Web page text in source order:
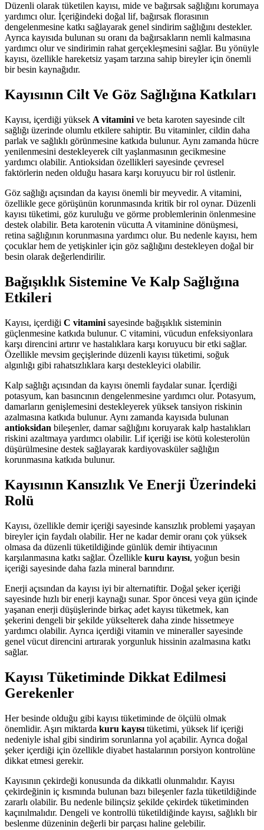
Düzenli olarak tüketilen kayısı, mide ve bağırsak sağlığını korumaya
yardımcı olur. İçeriğindeki doğal lif, bağırsak florasının
dengelenmesine katkı sağlayarak genel sindirim sağlığını destekler.
Ayrıca kayısıda bulunan su oranı da bağırsakların nemli kalmasına
yardımcı olur ve sindirimin rahat gerçekleşmesini sağlar. Bu yönüyle
kayısı, özellikle hareketsiz yaşam tarzına sahip bireyler için önemli
bir besin kaynağıdır.
Kayısının Cilt Ve Göz Sağlığına Katkıları
Kayısı, içerdiği yüksek A vitamini ve beta karoten sayesinde cilt
sağlığı üzerinde olumlu etkilere sahiptir. Bu vitaminler, cildin daha
parlak ve sağlıklı görünmesine katkıda bulunur. Aynı zamanda hücre
yenilenmesini destekleyerek cilt yaşlanmasının gecikmesine
yardımcı olabilir. Antioksidan özellikleri sayesinde çevresel
faktörlerin neden olduğu hasara karşı koruyucu bir rol üstlenir.
Göz sağlığı açısından da kayısı önemli bir meyvedir. A vitamini,
özellikle gece görüşünün korunmasında kritik bir rol oynar. Düzenli
kayısı tüketimi, göz kuruluğu ve görme problemlerinin önlenmesine
destek olabilir. Beta karotenin vücutta A vitaminine dönüşmesi,
retina sağlığının korunmasına yardımcı olur. Bu nedenle kayısı, hem
çocuklar hem de yetişkinler için göz sağlığını destekleyen doğal bir
besin olarak değerlendirilir.
Bağışıklık Sistemine Ve Kalp Sağlığına
Etkileri
Kayısı, içerdiği C vitamini sayesinde bağışıklık sisteminin
güçlenmesine katkıda bulunur. C vitamini, vücudun enfeksiyonlara
karşı direncini artırır ve hastalıklara karşı koruyucu bir etki sağlar.
Özellikle mevsim geçişlerinde düzenli kayısı tüketimi, soğuk
algınlığı gibi rahatsızlıklara karşı destekleyici olabilir.
Kalp sağlığı açısından da kayısı önemli faydalar sunar. İçerdiği
potasyum, kan basıncının dengelenmesine yardımcı olur. Potasyum,
damarların genişlemesini destekleyerek yüksek tansiyon riskinin
azalmasına katkıda bulunur. Aynı zamanda kayısıda bulunan
antioksidan bileşenler, damar sağlığını koruyarak kalp hastalıkları
riskini azaltmaya yardımcı olabilir. Lif içeriği ise kötü kolesterolün
düşürülmesine destek sağlayarak kardiyovasküler sağlığın
korunmasına katkıda bulunur.
Kayısının Kansızlık Ve Enerji Üzerindeki
Rolü
Kayısı, özellikle demir içeriği sayesinde kansızlık problemi yaşayan
bireyler için faydalı olabilir. Her ne kadar demir oranı çok yüksek
olmasa da düzenli tüketildiğinde günlük demir ihtiyacının
karşılanmasına katkı sağlar. Özellikle kuru kayısı, yoğun besin
içeriği sayesinde daha fazla mineral barındırır.
Enerji açısından da kayısı iyi bir alternatiftir. Doğal şeker içeriği
sayesinde hızlı bir enerji kaynağı sunar. Spor öncesi veya gün içinde
yaşanan enerji düşüşlerinde birkaç adet kayısı tüketmek, kan
şekerini dengeli bir şekilde yükselterek daha zinde hissetmeye
yardımcı olabilir. Ayrıca içerdiği vitamin ve mineraller sayesinde
genel vücut direncini artırarak yorgunluk hissinin azalmasına katkı
sağlar.
Kayısı Tüketiminde Dikkat Edilmesi
Gerekenler
Her besinde olduğu gibi kayısı tüketiminde de ölçülü olmak
önemlidir. Aşırı miktarda kuru kayısı tüketimi, yüksek lif içeriği
nedeniyle ishal gibi sindirim sorunlarına yol açabilir. Ayrıca doğal
şeker içerdiği için özellikle diyabet hastalarının porsiyon kontrolüne
dikkat etmesi gerekir.
Kayısının çekirdeği konusunda da dikkatli olunmalıdır. Kayısı
çekirdeğinin iç kısmında bulunan bazı bileşenler fazla tüketildiğinde
zararlı olabilir. Bu nedenle bilinçsiz şekilde çekirdek tüketiminden
kaçınılmalıdır. Dengeli ve kontrollü tüketildiğinde kayısı, sağlıklı bir
beslenme düzeninin değerli bir parçası haline gelebilir.